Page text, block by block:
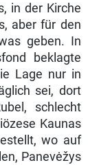
in der Kirche
aber für den
geben. In
beklagte
Lage nur in
sei, dort
schlecht
Kaunas
wo auf
Panevėžys